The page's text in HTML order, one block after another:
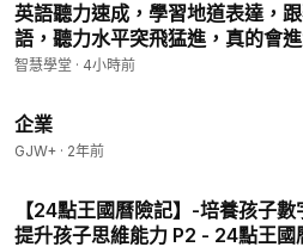
英語聽力速成，學習地道表達，
語，聽力水平突飛猛進，真的會
錄播
智慧學堂 · 4小時前
企業
GJW+ · 2年前
【24點王國曆險記】-培養孩子
提升孩子思維能力 P2 - 24點王國